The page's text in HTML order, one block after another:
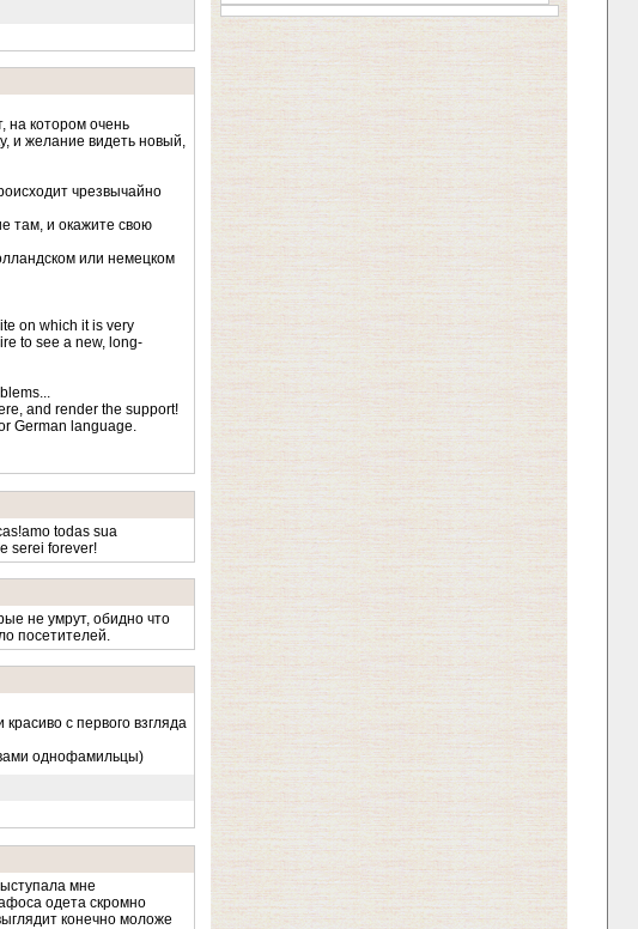
на котором очень
и желание видеть новый,
чрезвычайно
там, и окажите свою
или немецком
on which it is very
to see a new, long-
and render the support!
German language.
todas sua
serei forever!
не умрут, обидно что
посетителей.
с первого взгляда
однофамильцы)
мне
одета скромно
конечно моложе